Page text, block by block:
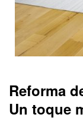
Reforma
Un toque